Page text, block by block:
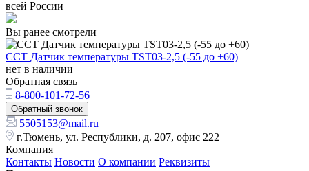
всей России
Вы ранее смотрели
ССТ Датчик температуры TST03-2,5 (-55 до +60)
нет в наличии
Обратная связь
8-800-101-72-56
Обратный звонок
5505153@mail.ru
г.Тюмень, ул. Республики, д. 207, офис 222
Компания
Контакты Новости О компании Реквизиты